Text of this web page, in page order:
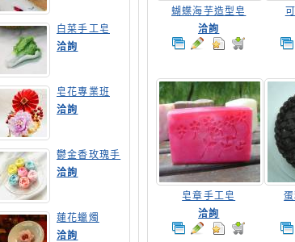
白菜手工皂
洽詢
皂花專業班
洽詢
鬱金香玫瑰手
工皂(長高型)
洽詢
蓮花蠟燭
洽詢
蝴蝶海芋造型皂
洽詢
皂章手工皂
洽詢